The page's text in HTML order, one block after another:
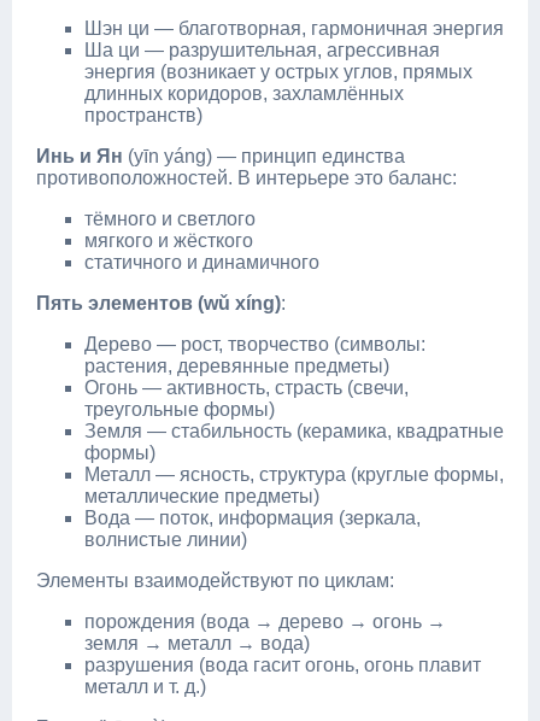
Шэн ци — благотворная, гармоничная энергия
Ша ци — разрушительная, агрессивная
энергия (возникает у острых углов, прямых
длинных коридоров, захламлённых
пространств)
Инь и Ян (yīn yáng) — принцип единства
противоположностей. В интерьере это баланс:
тёмного и светлого
мягкого и жёсткого
статичного и динамичного
Пять элементов (wǔ xíng):
Дерево — рост, творчество (символы:
растения, деревянные предметы)
Огонь — активность, страсть (свечи,
треугольные формы)
Земля — стабильность (керамика, квадратные
формы)
Металл — ясность, структура (круглые формы,
металлические предметы)
Вода — поток, информация (зеркала,
волнистые линии)
Элементы взаимодействуют по циклам:
порождения (вода → дерево → огонь →
земля → металл → вода)
разрушения (вода гасит огонь, огонь плавит
металл и т. д.)